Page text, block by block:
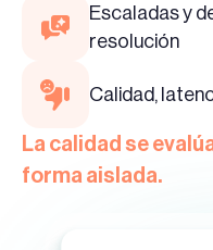
Escaladas y
resolución
Calidad,
La calidad se
forma aislada.